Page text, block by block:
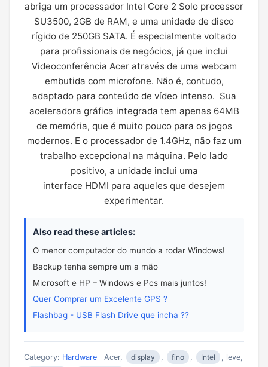
abriga um processador Intel Core 2 Solo processor
SU3500, 2GB de RAM, e uma unidade de disco
rígido de 250GB SATA. É especialmente voltado
para profissionais de negócios, já que inclui
Videoconferência Acer através de uma webcam
embutida com microfone. Não é, contudo,
adaptado para conteúdo de vídeo intenso. Sua
aceleradora gráfica integrada tem apenas 64MB
de memória, que é muito pouco para os jogos
modernos. E o processador de 1.4GHz, não faz um
trabalho excepcional na máquina. Pelo lado
positivo, a unidade inclui uma
interface HDMI para aqueles que desejem
experimentar.
Also read these articles:
O menor computador do mundo a rodar Windows!
Backup tenha sempre um a mão
Microsoft e HP – Windows e Pcs mais juntos!
Quer Comprar um Excelente GPS ?
Flashbag - USB Flash Drive que incha ??
Category: Hardware Acer, display , fino , Intel
, leve,